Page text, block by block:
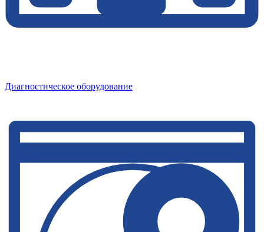
Диагностическое оборудование